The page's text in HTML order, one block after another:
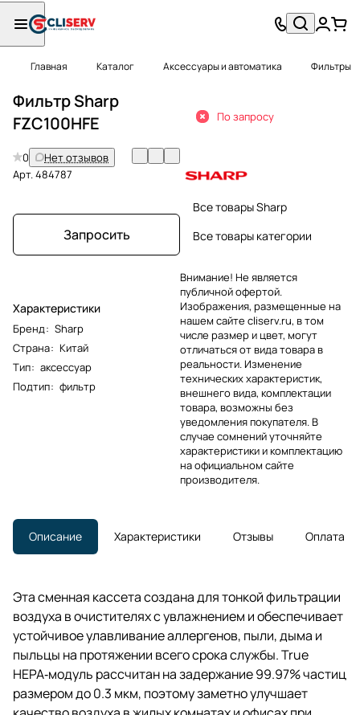
Главная Каталог Аксессуары и автоматика Фильтры
Фильтр Sharp
FZC100HFE
0
Нет отзывов
Арт.484787
Запросить
Характеристики
Бренд: Sharp
Страна: Китай
Тип: аксессуар
Подтип: фильтр
По запросу
Все товары Sharp
Все товары категории
Внимание! Не является
публичной офертой.
Изображения, размещенные на
нашем сайте cliserv.ru, в том
числе размер и цвет, могут
отличаться от вида товара в
реальности. Изменение
технических характеристик,
внешнего вида, комплектации
товара, возможны без
уведомления покупателя. В
случае сомнений уточняйте
характеристики и комплектацию
на официальном сайте
производителя.
Описание Характеристики Отзывы Оплата
Эта сменная кассета создана для тонкой фильтрации
воздуха в очистителях с увлажнением и обеспечивает
устойчивое улавливание аллергенов, пыли, дыма и
пыльцы на протяжении всего срока службы. True
HEPA‑модуль рассчитан на задержание 99.97% частиц
размером до 0.3 мкм, поэтому заметно улучшает